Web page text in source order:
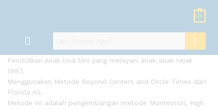
0
Pendidikan Anak Usia Dini yang melayani anak-anak sejak
1997.
Menggunakan Metode Beyond Centers and Circle Times dari
Florida AS.
Metode ini adalah pengembangan metode Montessori, High